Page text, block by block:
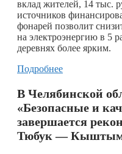
вклад жителей, 14 тыс.
источников
фонарей позволит
на электроэнергию в 5
деревнях более ярким.
Подробнее
В Челябинской
«Безопасные и
завершается
Тюбук —